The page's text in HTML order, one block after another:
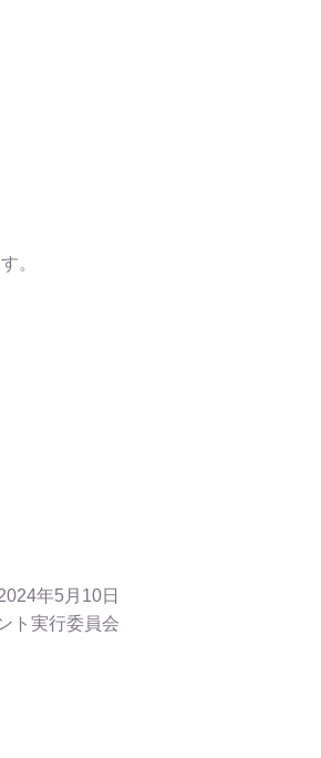
。
年5月10日
ト実行委員会